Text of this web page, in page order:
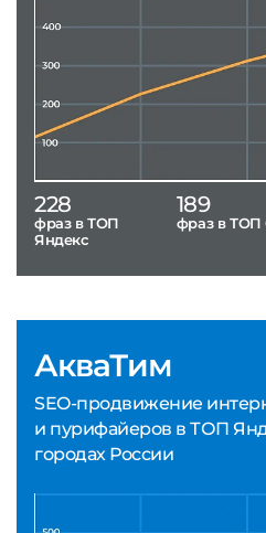
АкваТим
SEO-продвижение
и пурифайеров в ТОП
городах России
228
фраз в ТОП
Яндекс
189
фраз в ТОП